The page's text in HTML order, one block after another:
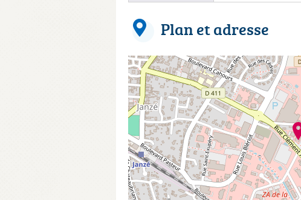
Plan et adresse